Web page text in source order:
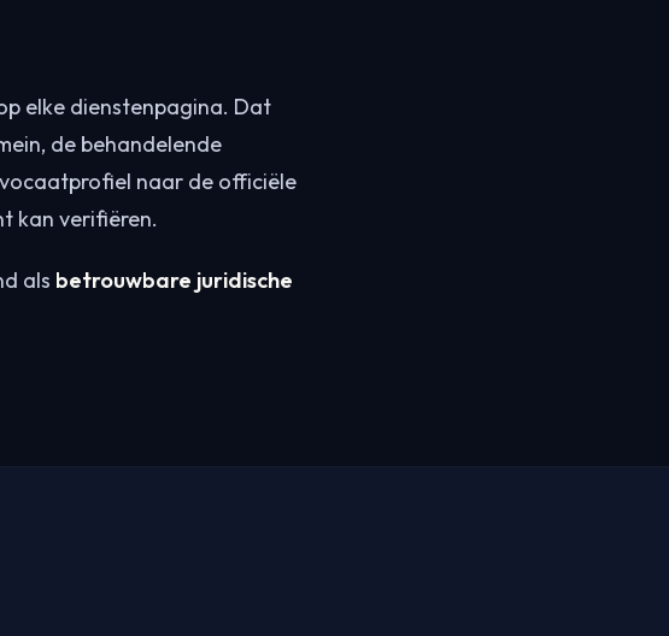
elke dienstenpagina. Dat
de behandelende
naar de officiële
kan verifiëren.
als betrouwbare juridische